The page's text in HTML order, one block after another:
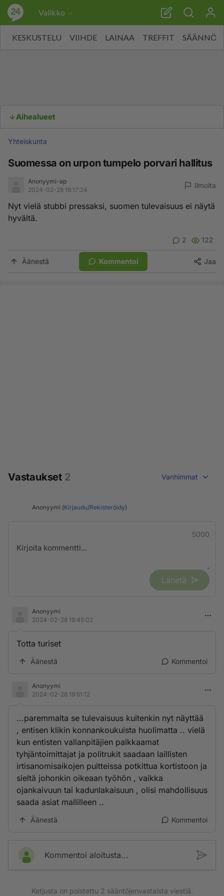
Valikko
KESKUSTELU VIIHDE LAINAA TREFFIT SÄÄNNÖT
Aihealueet
Yhteiskunta
Suomessa on urpon tumpelo porvari hallitus
Anonyymi-ap
2024-02-28 19:17:24
Ilmoita
Nyt vielä stubbi pressaksi, suomen tulevaisuus ei näytä
hyvältä.
2 122
Äänestä Kommentoi Jaa
Vastaukset 2 Vanhimmat
Anonyymi (Kirjaudu/Rekisteröidy)
5000
Lähetä
Anonyymi
2024-02-28 19:45:02
Totta turiset
Äänestä Kommentoi
Anonyymi
2024-02-28 19:51:12
...paremmalta se tulevaisuus kuitenkin nyt näyttää
, entisen klikin konnankoukuista huolimatta .. vielä
kun entisten vallanpitäjien palkkaamat
tyhjäntoimittajat ja politrukit saadaan laillisten
irtisanomisaikojen puitteissa potkittua kortistoon ja
sieltä johonkin oikeaan työhön , vaikka
ojankaivuun tai kadunlakaisuun , olisi mahdollisuus
saada asiat mallilleen ..
Äänestä Kommentoi
Kommentoi aloitusta...
Ketjusta on poistettu 2 sääntöjenvastaista viestiä.